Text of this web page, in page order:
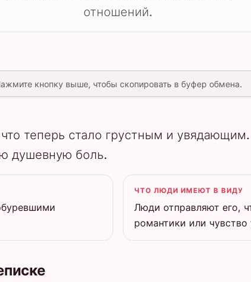
отношений.
кнопку выше, чтобы скопировать в буфер обмена.
теперь стало грустным и
душевную боль.
ЧТО ЛЮДИ ИМЕЮТ В ВИДУ
Люди отправляют его,
романтики или